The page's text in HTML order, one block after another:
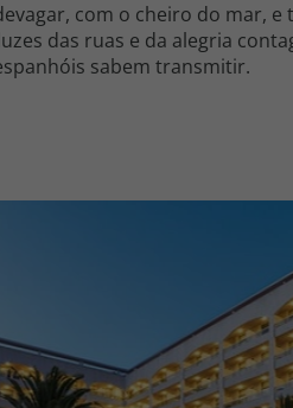
tem a preocupação de estar
comodidade e total facilidade
ainda ao seu dispor o nosso call
das 10:00 às 20:00 e Sábado
com o cheiro do mar,
das ruas e da alegria
sabem transmitir.